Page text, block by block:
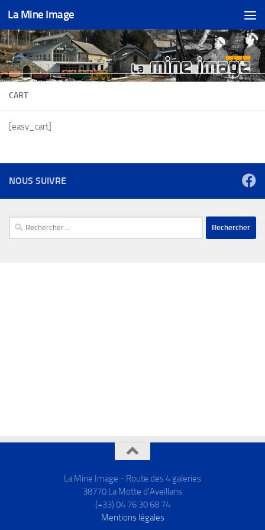
Skip to content
La Mine Image
CART
[easy_cart]
NOUS SUIVRE
Rechercher :
La Mine Image - Route des 4 galeries
38770 La Motte d'Aveillans
(+33) 04 76 30 68 74
Mentions légales